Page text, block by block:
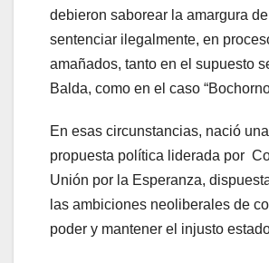
debieron saborear la amargura
sentenciar ilegalmente, en
amañados, tanto en el supuesto
Balda, como en el caso
En esas circunstancias, nació
propuesta política liderada por
Unión por la Esperanza,
las ambiciones neoliberales de
poder y mantener el injusto